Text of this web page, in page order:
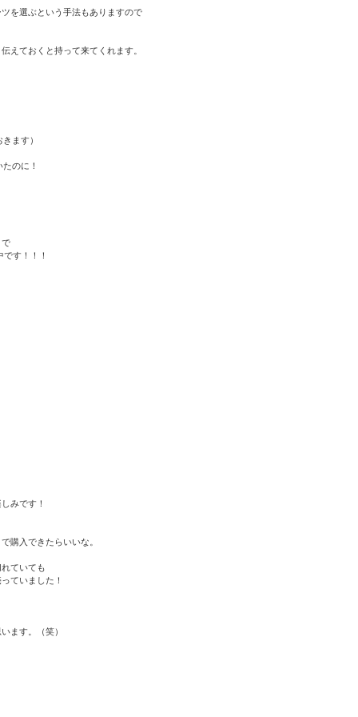
を選ぶという手法もありますので
えておくと持って来てくれます。
ます）
のに！
で
す！！！
みです！
購入できたらいいな。
ていても
ていました！
ます。（笑）